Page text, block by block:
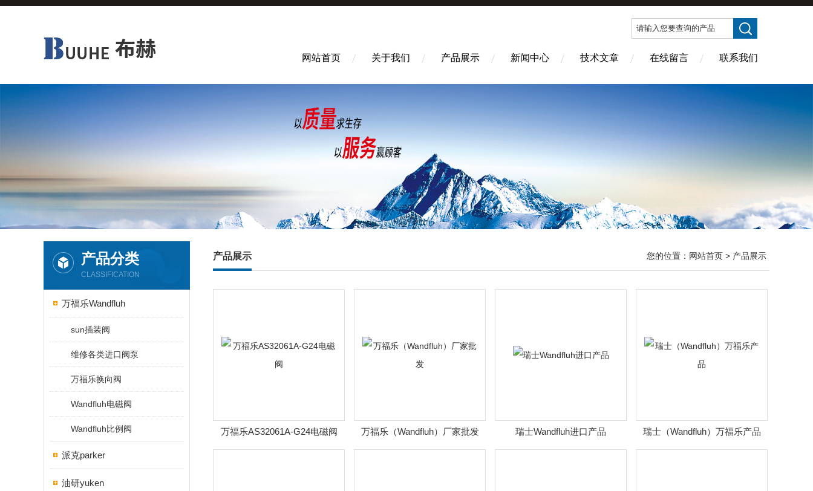
网站首页 关于我们 产品展示 新闻中心 技术文章 在线留言 联系我们
产品分类
CLASSIFICATION
万福乐Wandfluh
sun插装阀
维修各类进口阀泵
万福乐换向阀
Wandfluh电磁阀
Wandfluh比例阀
派克parker
油研yuken
产品展示 您的位置： 网站首页 > 产品展示
万福乐AS32061A-G24电磁阀 万福乐（Wandfluh）厂家批发 瑞士Wandfluh进口产品 瑞士（Wandfluh）万福乐产品